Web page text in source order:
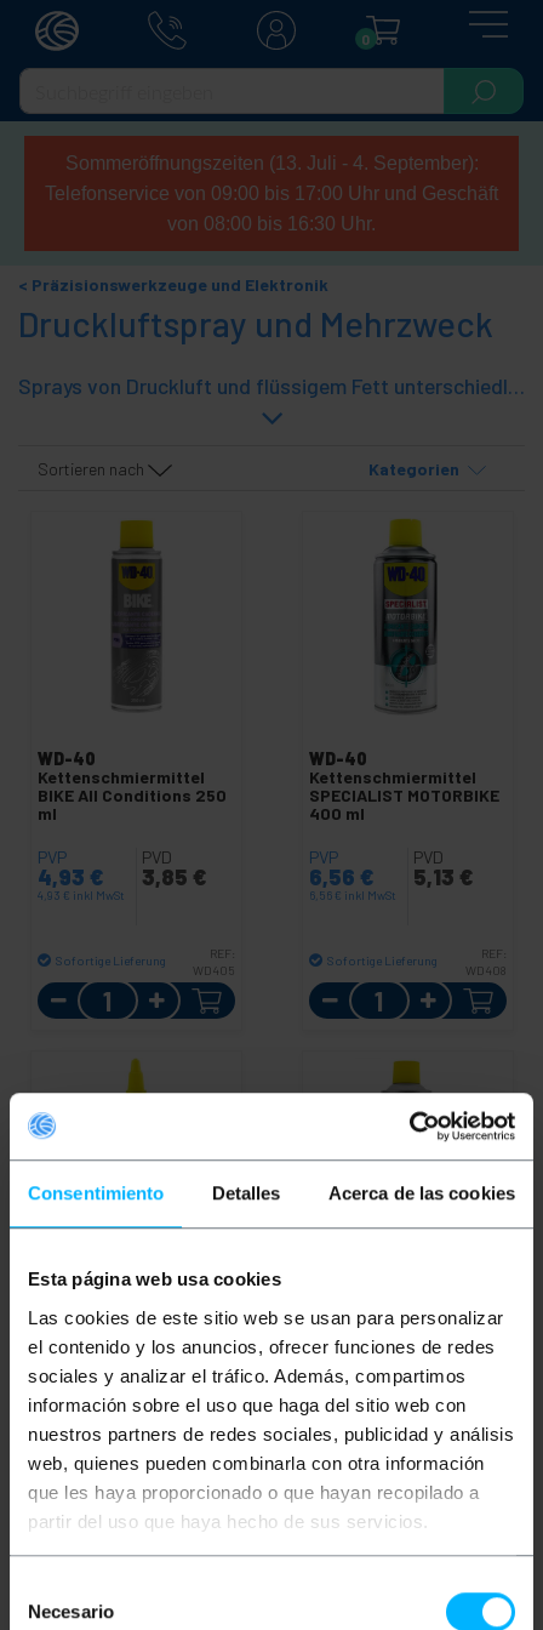
Consentimiento Detalles Acerca de las cookies
Esta página web usa cookies
Las cookies de este sitio web se usan para personalizar
el contenido y los anuncios, ofrecer funciones de redes
sociales y analizar el tráfico. Además, compartimos
información sobre el uso que haga del sitio web con
nuestros partners de redes sociales, publicidad y análisis
web, quienes pueden combinarla con otra información
que les haya proporcionado o que hayan recopilado a
partir del uso que haya hecho de sus servicios.
Necesario
0
Sommeröffnungszeiten (13. Juli - 4. September):
Telefonservice von 09:00 bis 17:00 Uhr und Geschäft
von 08:00 bis 16:30 Uhr.
Präzisionswerkzeuge und Elektronik
Druckluftspray und Mehrzweck
Sprays von Druckluft und flüssigem Fett unterschiedlicher Kapazität. Mehrzwecksprays zur Reinigung von Tastaturen, Kameraobjektiven, zum Schmieren und letztendlich zum Einblasen von Druckluft, um Schmutz zu entfernen oder Maschinen zu verfeinern.
Sortieren nach Kategorien
WD-40
Kettenschmiermittel
BIKE All Conditions 250
ml
PVP
4,93 €
4,93 € inkl MwSt
PVD
3,85 €
Sofortige Lieferung
REF:
WD405
Menge
WD-40
Kettenschmiermittel
SPECIALIST MOTORBIKE
400 ml
PVP
6,56 €
6,56 € inkl MwSt
PVD
5,13 €
Sofortige Lieferung
REF:
WD408
Menge
Kettenschmiermittel
100 ml
PVP
4,93€
4,93€inkl MwSt
PVD
3,85€
Sofortige Lieferung
REF:
Menge
500 ml
PVP
4,93€
4,93 inkl MwSt
PVD
3,85€
Sofortige Lieferung
Menge